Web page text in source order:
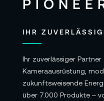
IHR
Ihr zuverlässiger
Kameraausrüstung,
zukunftsweisende
über 7.000 Produkte –